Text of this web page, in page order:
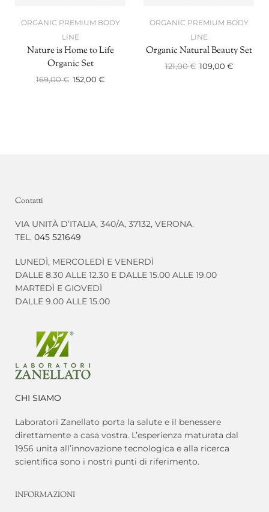
ORGANIC PREMIUM BODY
LINE
Nature is Home to Life
Organic Set
169,00€ 152,00 €
ORGANIC PREMIUM BODY
LINE
Organic Natural Beauty Set
121,00€ 109,00 €
Contatti
VIA UNITÀ D’ITALIA, 340/A, 37132, VERONA.
TEL. 045 521649
LUNEDÌ, MERCOLEDÌ E VENERDÌ
DALLE 8.30 ALLE 12.30 E DALLE 15.00 ALLE 19.00
MARTEDÌ E GIOVEDÌ
DALLE 9.00 ALLE 15.00
CHI SIAMO
Laboratori Zanellato porta la salute e il benessere
direttamente a casa vostra. L’esperienza maturata dal
1956 unita all’innovazione tecnologica e alla ricerca
scientifica sono i nostri punti di riferimento.
INFORMAZIONI